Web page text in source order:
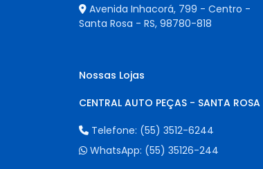
Avenida Inhacorá, 799 - Centro -
Santa Rosa - RS, 98780-818
Nossas Lojas
CENTRAL AUTO PEÇAS - SANTA ROSA
Telefone: (55) 3512-6244
WhatsApp: (55) 35126-244